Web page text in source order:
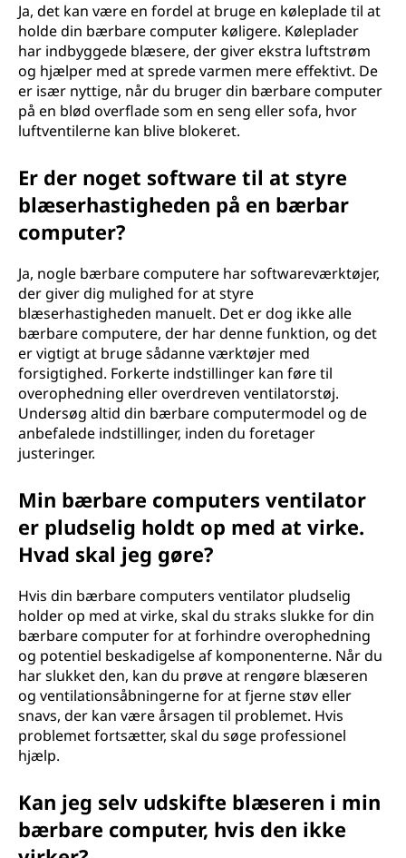
Ja, det kan være en fordel at bruge en køleplade til at
holde din bærbare computer køligere. Køleplader
har indbyggede blæsere, der giver ekstra luftstrøm
og hjælper med at sprede varmen mere effektivt. De
er især nyttige, når du bruger din bærbare computer
på en blød overflade som en seng eller sofa, hvor
luftventilerne kan blive blokeret.
Er der noget software til at styre
blæserhastigheden på en bærbar
computer?
Ja, nogle bærbare computere har softwareværktøjer,
der giver dig mulighed for at styre
blæserhastigheden manuelt. Det er dog ikke alle
bærbare computere, der har denne funktion, og det
er vigtigt at bruge sådanne værktøjer med
forsigtighed. Forkerte indstillinger kan føre til
overophedning eller overdreven ventilatorstøj.
Undersøg altid din bærbare computermodel og de
anbefalede indstillinger, inden du foretager
justeringer.
Min bærbare computers ventilator
er pludselig holdt op med at virke.
Hvad skal jeg gøre?
Hvis din bærbare computers ventilator pludselig
holder op med at virke, skal du straks slukke for din
bærbare computer for at forhindre overophedning
og potentiel beskadigelse af komponenterne. Når du
har slukket den, kan du prøve at rengøre blæseren
og ventilationsåbningerne for at fjerne støv eller
snavs, der kan være årsagen til problemet. Hvis
problemet fortsætter, skal du søge professionel
hjælp.
Kan jeg selv udskifte blæseren i min
bærbare computer, hvis den ikke